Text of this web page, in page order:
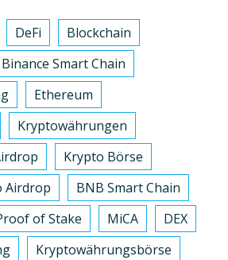
DeFi
Blockchain
Binance Smart Chain
Ethereum
Kryptowährungen
Krypto Börse
Airdrop
BNB Smart Chain
of Stake MiCA
DEX
Kryptowährungsbörse